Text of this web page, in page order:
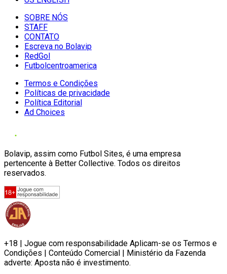
SOBRE NÓS
STAFF
CONTATO
Escreva no Bolavip
RedGol
Futbolcentroamerica
Termos e Condições
Políticas de privacidade
Política Editorial
Ad Choices
Bolavip, assim como Futbol Sites, é uma empresa
pertencente à Better Collective. Todos os direitos
reservados.
+18 | Jogue com responsabilidade Aplicam-se os Termos e
Condições | Conteúdo Comercial | Ministério da Fazenda
adverte: Aposta não é investimento.